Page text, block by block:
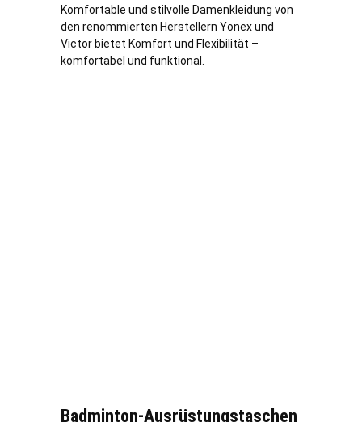
Komfortable und stilvolle Damenkleidung von
den renommierten Herstellern Yonex und
Victor bietet Komfort und Flexibilität –
komfortabel und funktional.
Badminton-Ausrüstungstaschen